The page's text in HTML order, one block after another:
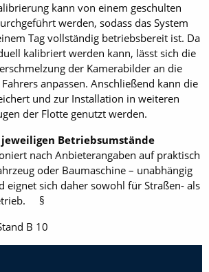
kann von einem geschulten
werden, sodass das System
Tag vollständig betriebsbereit ist. Da
kalibriert werden kann, lässt sich die
der Kamerabilder an die
anpassen. Anschließend kann die
und zur Installation in weiteren
der Flotte genutzt werden.
jeweiligen Betriebsumstände
nach Anbieterangaben auf praktisch
oder Baumaschine – unabhängig
eignet sich daher sowohl für Straßen- als
§
B 10